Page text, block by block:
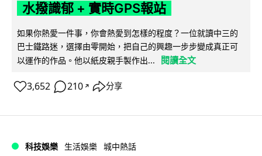
水撥識郁 + 實時GPS報站
如果你熱愛一件事，你會熱愛到怎樣的程度？一位就讀中三的
巴士鐵路迷，選擇由零開始，把自己的興趣一步步變成真正可
以運作的作品。他以紙皮親手製作出...
閱讀全文
3,652 210 ↗ 分享
科技娛樂 生活娛樂 城中熱話